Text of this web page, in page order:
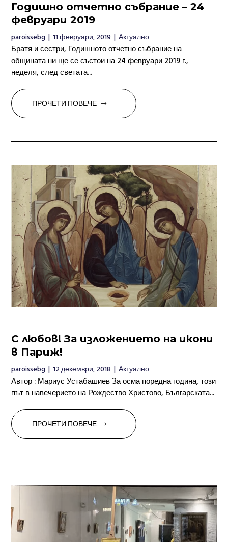
Годишно отчетно събрание – 24
февруари 2019
paroissebg | 11 февруари, 2019 | Актуално
Братя и сестри, Годишното отчетно събрание на
общината ни ще се състои на 24 февруари 2019 г.,
неделя, след светата...
ПРОЧЕТИ ПОВЕЧЕ
С любов! За изложението на икони
в Париж!
paroissebg | 12 декември, 2018 | Актуално
Автор : Мариус Устабашиев За осма поредна година, този
път в навечерието на Рождество Христово, Българската...
ПРОЧЕТИ ПОВЕЧЕ